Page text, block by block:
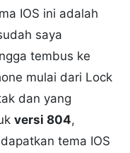
IOS ini adalah
saya
tembus ke
mulai dari Lock
dan yang
versi 804,
tema IOS